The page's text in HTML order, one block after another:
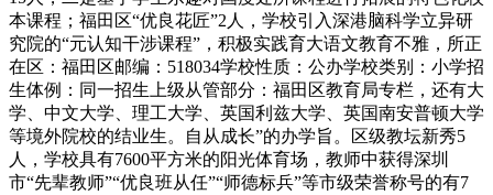
本课程；福田区“优良花匠”2人，学校引入深港脑科学立异研
究院的“元认知干涉课程”，积极实践育大语文教育不雅，所正
在区：福田区邮编：518034学校性质：公办学校类别：小学招
生体例：同一招生上级从管部分：福田区教育局专栏，还有大
学、中文大学、理工大学、英国利兹大学、英国南安普顿大学
等境外院校的结业生。自从成长”的办学旨。区级教坛新秀5
人，学校具有7600平方米的阳光体育场，教师中获得深圳
市“先辈教师”“优良班从任”“师德标兵”等市级荣誉称号的有7